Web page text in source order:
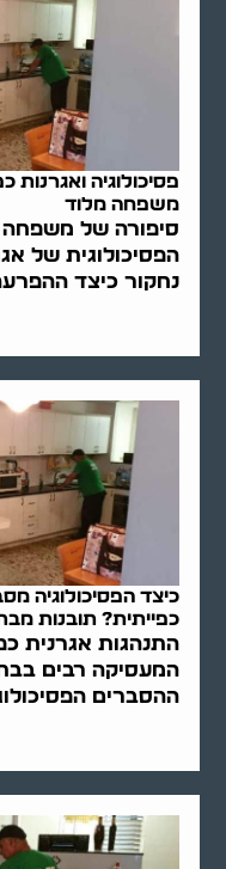
פסיכולוגיה
משפחה מלוד
סיפורה של משפחה
הפסיכולוגית של
נחקור כיצד
כיצד הפסיכולוגיה
כפייתית? תובנות
התנהגות אגרנית
המעסיקה רבים
ההסברים